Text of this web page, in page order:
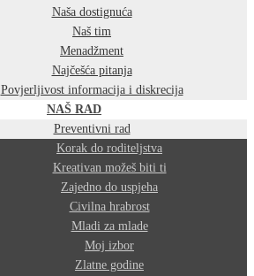
Naša dostignuća
Naš tim
Menadžment
Najčešća pitanja
Povjerljivost informacija i diskrecija
NAŠ RAD
Preventivni rad
Korak do roditeljstva
Kreativan možeš biti ti
Zajedno do uspjeha
Civilna hrabrost
Mladi za mlade
Moj izbor
Zlatne godine